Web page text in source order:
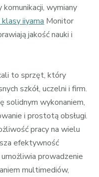
wymiany
iiyama Monitor
jakość nauki i
to sprzęt, który
szkół, uczelni i firm.
solidnym wykonaniem,
i prostotą obsługi.
pracy na wielu
efektywność
prowadzenie
multimediów,